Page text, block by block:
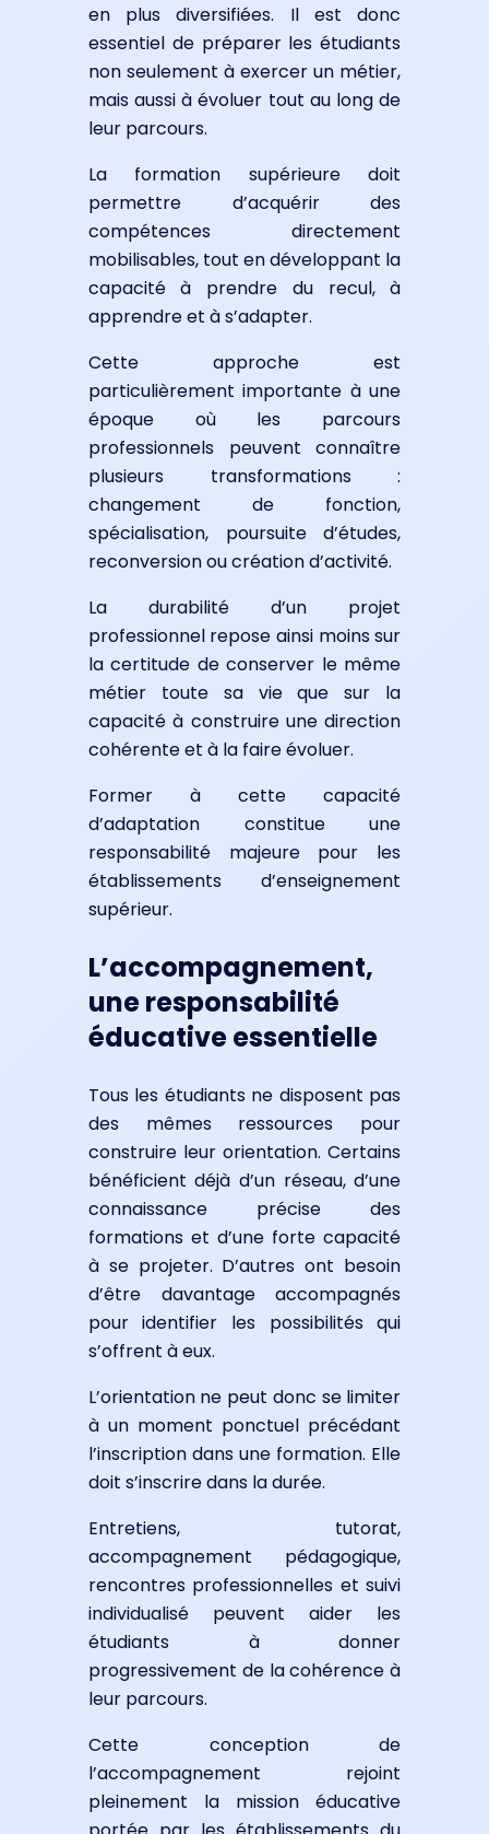
en plus diversifiées. Il est donc
essentiel de préparer les étudiants
non seulement à exercer un métier,
mais aussi à évoluer tout au long de
leur parcours.
La formation supérieure doit
permettre d’acquérir des
compétences directement
mobilisables, tout en développant la
capacité à prendre du recul, à
apprendre et à s’adapter.
Cette approche est
particulièrement importante à une
époque où les parcours
professionnels peuvent connaître
plusieurs transformations :
changement de fonction,
spécialisation, poursuite d’études,
reconversion ou création d’activité.
La durabilité d’un projet
professionnel repose ainsi moins sur
la certitude de conserver le même
métier toute sa vie que sur la
capacité à construire une direction
cohérente et à la faire évoluer.
Former à cette capacité
d’adaptation constitue une
responsabilité majeure pour les
établissements d’enseignement
supérieur.
L’accompagnement,
une responsabilité
éducative essentielle
Tous les étudiants ne disposent pas
des mêmes ressources pour
construire leur orientation. Certains
bénéficient déjà d’un réseau, d’une
connaissance précise des
formations et d’une forte capacité
à se projeter. D’autres ont besoin
d’être davantage accompagnés
pour identifier les possibilités qui
s’offrent à eux.
L’orientation ne peut donc se limiter
à un moment ponctuel précédant
l’inscription dans une formation. Elle
doit s’inscrire dans la durée.
Entretiens, tutorat,
accompagnement pédagogique,
rencontres professionnelles et suivi
individualisé peuvent aider les
étudiants à donner
progressivement de la cohérence à
leur parcours.
Cette conception de
l’accompagnement rejoint
pleinement la mission éducative